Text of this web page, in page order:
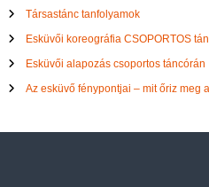
Társastánc tanfolyamok
Esküvői koreográfia CSOPORTOS
Esküvői alapozás csoportos táncórán
Az esküvő fénypontjai – mit őriz meg